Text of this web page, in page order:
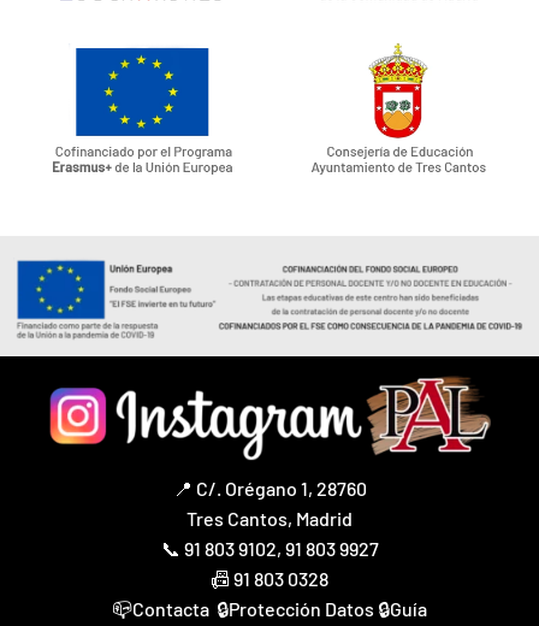
📍 C/. Orégano 1, 28760
Tres Cantos, Madrid
📞 91 803 9102, 91 803 9927
📠 91 803 0328
📪Contacta 🔒Protección Datos 🔒Guía